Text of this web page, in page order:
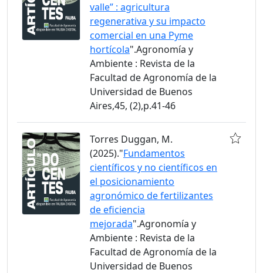
valle” : agricultura
regenerativa y su impacto
comercial en una Pyme
hortícola".Agronomía y
Ambiente : Revista de la
Facultad de Agronomía de la
Universidad de Buenos
Aires,45, (2),p.41-46
Torres Duggan, M.
(2025)."Fundamentos
científicos y no científicos en
el posicionamiento
agronómico de fertilizantes
de eficiencia
mejorada".Agronomía y
Ambiente : Revista de la
Facultad de Agronomía de la
Universidad de Buenos